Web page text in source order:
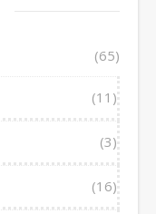
(65)
(11)
(3)
(16)